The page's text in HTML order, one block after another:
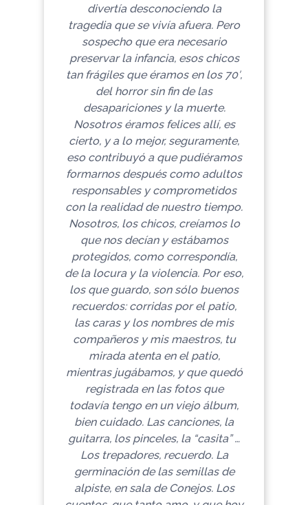
divertía desconociendo la
tragedia que se vivía afuera. Pero
sospecho que era necesario
preservar la infancia, esos chicos
tan frágiles que éramos en los 70′,
del horror sin fin de las
desapariciones y la muerte.
Nosotros éramos felices allí, es
cierto, y a lo mejor, seguramente,
eso contribuyó a que pudiéramos
formarnos después como adultos
responsables y comprometidos
con la realidad de nuestro tiempo.
Nosotros, los chicos, creíamos lo
que nos decían y estábamos
protegidos, como correspondía,
de la locura y la violencia. Por eso,
los que guardo, son sólo buenos
recuerdos: corridas por el patio,
las caras y los nombres de mis
compañeros y mis maestros, tu
mirada atenta en el patio,
mientras jugábamos, y que quedó
registrada en las fotos que
todavía tengo en un viejo álbum,
bien cuidado. Las canciones, la
guitarra, los pinceles, la “casita” …
Los trepadores, recuerdo. La
germinación de las semillas de
alpiste, en sala de Conejos. Los